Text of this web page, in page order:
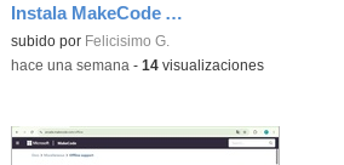
Instala MakeCode Arcade para trabajar offline en tu tablet, ordenador, Chromebook
Contenido educativo.
subido por Felicisimo G.
-hace una semana - 14visualizaciones